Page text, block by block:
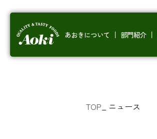
あおきについて 部門紹介
TOP ニュース